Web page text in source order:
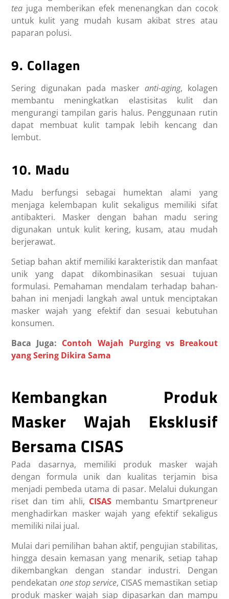
tea juga memberikan efek menenangkan dan cocok
untuk kulit yang mudah kusam akibat stres atau
paparan polusi.
9. Collagen
Sering digunakan pada masker anti-aging, kolagen
membantu meningkatkan elastisitas kulit dan
mengurangi tampilan garis halus. Penggunaan rutin
dapat membuat kulit tampak lebih kencang dan
lembut.
10. Madu
Madu berfungsi sebagai humektan alami yang
menjaga kelembapan kulit sekaligus memiliki sifat
antibakteri. Masker dengan bahan madu sering
digunakan untuk kulit kering, kusam, atau mudah
berjerawat.
Setiap bahan aktif memiliki karakteristik dan manfaat
unik yang dapat dikombinasikan sesuai tujuan
formulasi. Pemahaman mendalam terhadap bahan-
bahan ini menjadi langkah awal untuk menciptakan
masker wajah yang efektif dan sesuai kebutuhan
konsumen.
Baca Juga: Contoh Wajah Purging vs Breakout
yang Sering Dikira Sama
Kembangkan Produk
Masker Wajah Eksklusif
Bersama CISAS
Pada dasarnya, memiliki produk masker wajah
dengan formula unik dan kualitas terjamin bisa
menjadi pembeda utama di pasar. Melalui dukungan
riset dan tim ahli, CISASmembantu Smartpreneur
menghadirkan masker wajah yang efektif sekaligus
memiliki nilai jual.
Mulai dari pemilihan bahan aktif, pengujian stabilitas,
hingga desain kemasan yang menarik, setiap tahap
dikembangkan dengan standar industri. Dengan
pendekatan one stop service, CISAS memastikan setiap
produk masker wajah siap dipasarkan dan mampu